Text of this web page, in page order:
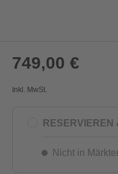
749,00 €
Inkl. MwSt.
RESERVIEREN
Nicht in